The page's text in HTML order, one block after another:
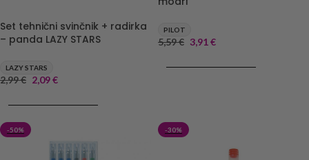
Set tehnični svinčnik + radirka
– panda LAZY STARS
LAZY STARS
2,99€ 2,09€
PILOT
5,59€ 3,91€
-50% -30%